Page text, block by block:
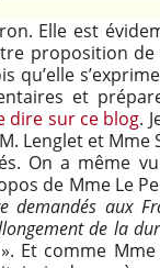
Elle est
proposition
qu’elle
et
dire sur ce blog.
Lenglet et
On a même
de Mme Le
demandés aux
de la
». Et comme